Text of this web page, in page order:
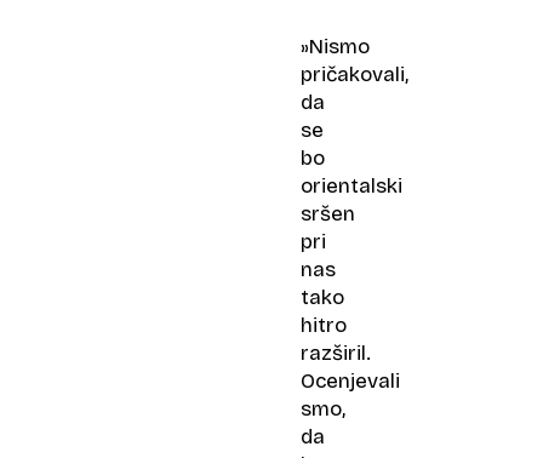
»Nismo
pričakovali,
da
se
bo
orientalski
sršen
pri
nas
tako
hitro
razširil.
Ocenjevali
smo,
da